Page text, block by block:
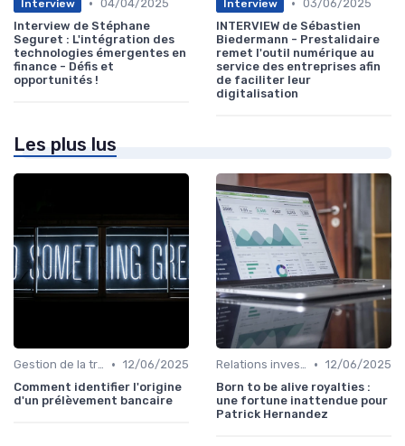
Interview
04/04/2025
Interview de Stéphane
Seguret : L'intégration des
technologies émergentes en
finance - Défis et
opportunités !
Interview
03/06/2025
INTERVIEW de Sébastien
Biedermann - Prestalidaire
remet l'outil numérique au
service des entreprises afin
de faciliter leur
digitalisation
Les plus lus
Gestion de la trésorerie & cash management • 12/06/2025
Comment identifier l'origine
d'un prélèvement bancaire
Relations investisseurs & actionnaires • 12/06/2025
Born to be alive royalties :
une fortune inattendue pour
Patrick Hernandez